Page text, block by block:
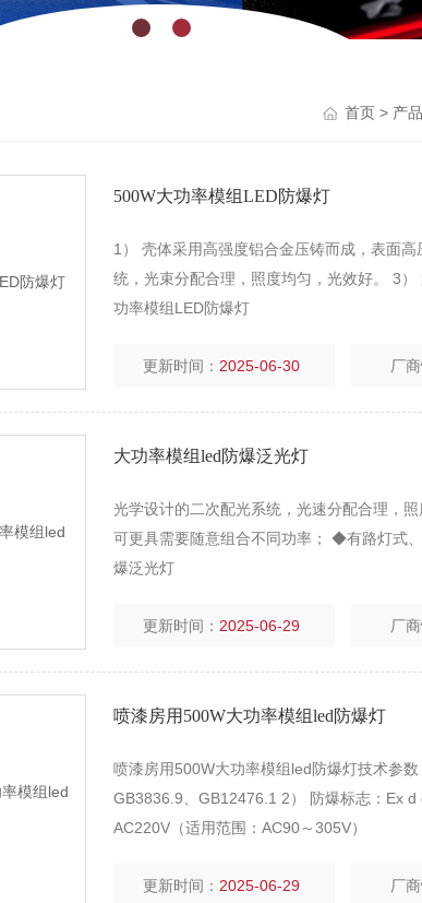
首页 > 产
500W大功率模组LED防爆灯
1） 壳体采用高强度铝合金压铸而成，表面
统，光束分配合理，照度均匀，光效好。 3
功率模组LED防爆灯
更新时间：2025-06-30 厂
大功率模组led防爆泛光灯
光学设计的二次配光系统，光速分配合理，
可更具需要随意组合不同功率； ◆有路灯式
爆泛光灯
更新时间：2025-06-29 厂
喷漆房用500W大功率模组led防爆灯
喷漆房用500W大功率模组led防爆灯技术参
GB3836.9、GB12476.1 2） 防爆标志：Ex
AC220V（适用范围：AC90～305V）
更新时间：2025-06-29 厂